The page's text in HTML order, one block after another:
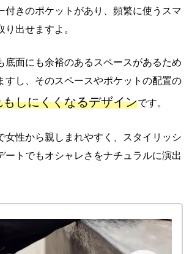
付きのポケットがあり、頻繁に使うスマ
出せますよ。
底面にも余裕のあるスペースがあるため
すし、そのスペースやポケットの配置の
もしにくくなるデザインです。
女性から親しまれやすく、スタイリッシ
ートでもオシャレさをナチュラルに演出